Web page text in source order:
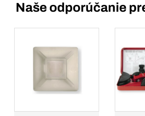
Naše odporúčanie